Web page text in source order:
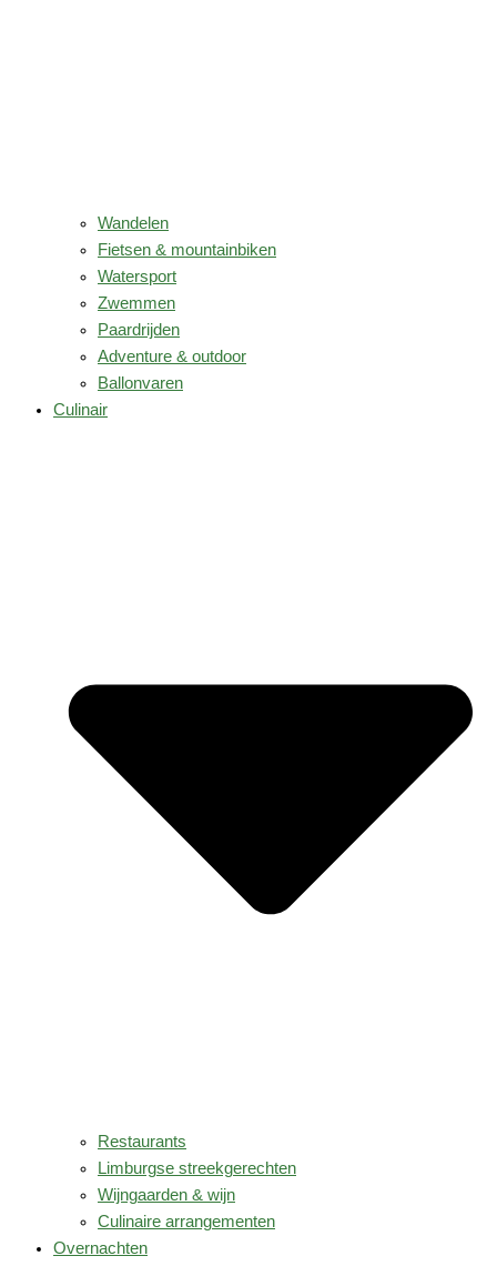
Wandelen
Fietsen & mountainbiken
Watersport
Zwemmen
Paardrijden
Adventure & outdoor
Ballonvaren
Culinair
Restaurants
Limburgse streekgerechten
Wijngaarden & wijn
Culinaire arrangementen
Overnachten